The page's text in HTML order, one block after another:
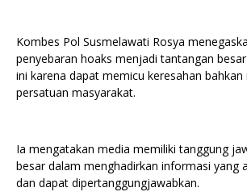
Kombes Pol Susmelawati Rosya
penyebaran hoaks menjadi tantangan
ini karena dapat memicu keresahan bahkan
persatuan masyarakat.
Ia mengatakan media memiliki tanggung
besar dalam menghadirkan informasi yang
dan dapat dipertanggungjawabkan.